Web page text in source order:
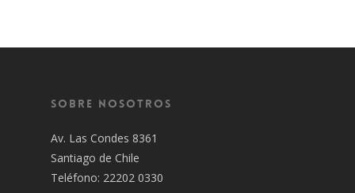
Sobre Nosotros
Av. Las Condes 8361
Santiago de Chile
Teléfono: 22202 0330